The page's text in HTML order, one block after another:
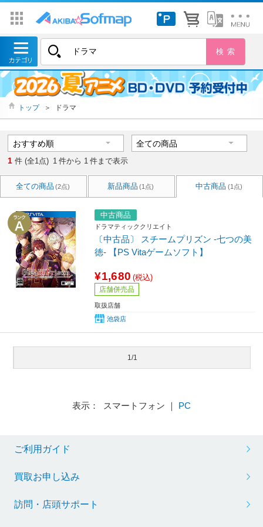
トップ ＞ ドラマ
1 件 (全1点) 1 件から 1 件まで表示
全ての商品 (2点) 新品商品 (1点) 中古商品 (1点)
中古商品
ドラマティッククリエイト
〔中古品〕 スチームプリズン -七つの美
徳- 【PS Vitaゲームソフト】
¥1,680 (税込)
店舗併売品
取扱店舗
池袋店
1/1
表示： スマートフォン ｜ PC
ご利用ガイド
買取お申し込み
訪問・店頭サポート